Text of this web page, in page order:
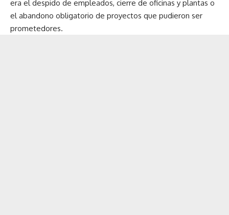
era el despido de empleados, cierre de oficinas y plantas o
el abandono obligatorio de proyectos que pudieron ser
prometedores.